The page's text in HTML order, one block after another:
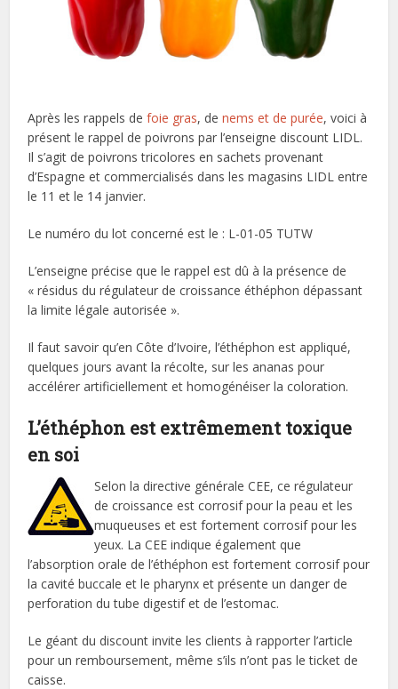
Après les rappels defoie gras, denems et de purée, voici à
présent le rappel de poivrons par l’enseigne discount LIDL.
Il s’agit de poivrons tricolores en sachets provenant
d’Espagne et commercialisés dans les magasins LIDL entre
le 11 et le 14 janvier.
Le numéro du lot concerné est le : L-01-05 TUTW
L’enseigne précise que le rappel est dû à la présence de
« résidus du régulateur de croissance éthéphon dépassant
la limite légale autorisée ».
Il faut savoir qu’en Côte d’Ivoire, l’éthéphon est appliqué,
quelques jours avant la récolte, sur les ananas pour
accélérer artificiellement et homogénéiser la coloration.
L’éthéphon est extrêmement toxique
en soi
Selon la directive générale CEE, ce régulateur
de croissance est corrosif pour la peau et les
muqueuses et est fortement corrosif pour les
yeux. La CEE indique également que
l’absorption orale de l’éthéphon est fortement corrosif pour
la cavité buccale et le pharynx et présente un danger de
perforation du tube digestif et de l’estomac.
Le géant du discount invite les clients à rapporter l’article
pour un remboursement, même s’ils n’ont pas le ticket de
caisse.